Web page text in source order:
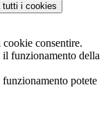
tutti i cookies
cookie consentire.
il funzionamento della
potete